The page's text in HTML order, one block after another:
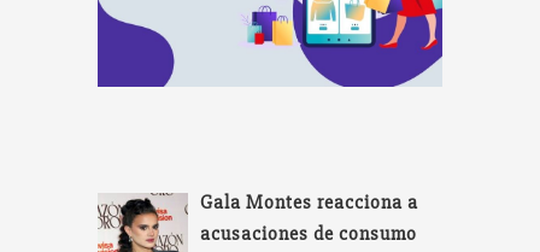
Gala Montes reacciona a
acusaciones de consumo